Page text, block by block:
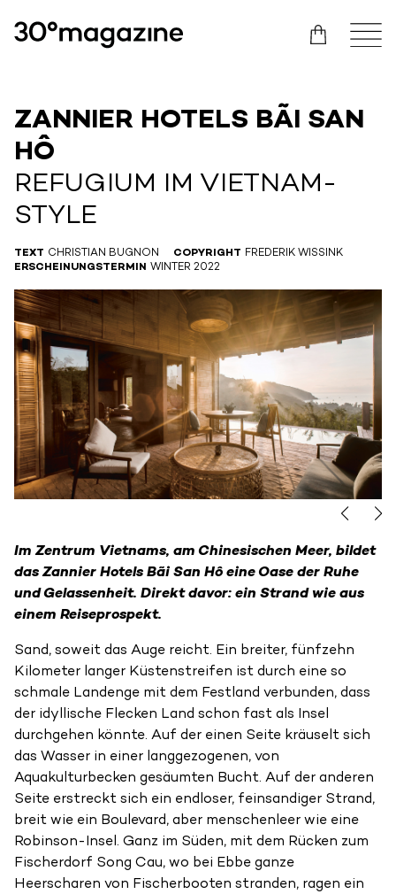
ZANNIER HOTELS BÃI SAN
HÔ
REFUGIUM IM VIETNAM-
STYLE
TEXT CHRISTIAN BUGNON COPYRIGHT FREDERIK WISSINK
ERSCHEINUNGSTERMIN WINTER 2022
Im Zentrum Vietnams, am Chinesischen Meer, bildet
das Zannier Hotels Bãi San Hô eine Oase der Ruhe
und Gelassenheit. Direkt davor: ein Strand wie aus
einem Reiseprospekt.
Sand, soweit das Auge reicht. Ein breiter, fünfzehn
Kilometer langer Küstenstreifen ist durch eine so
schmale Landenge mit dem Festland verbunden, dass
der idyllische Flecken Land schon fast als Insel
durchgehen könnte. Auf der einen Seite kräuselt sich
das Wasser in einer langgezogenen, von
Aquakulturbecken gesäumten Bucht. Auf der anderen
Seite erstreckt sich ein endloser, feinsandiger Strand,
breit wie ein Boulevard, aber menschenleer wie eine
Robinson-Insel. Ganz im Süden, mit dem Rücken zum
Fischerdorf Song Cau, wo bei Ebbe ganze
Heerscharen von Fischerbooten stranden, ragen ein